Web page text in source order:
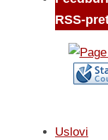
RSS-
Uslovi